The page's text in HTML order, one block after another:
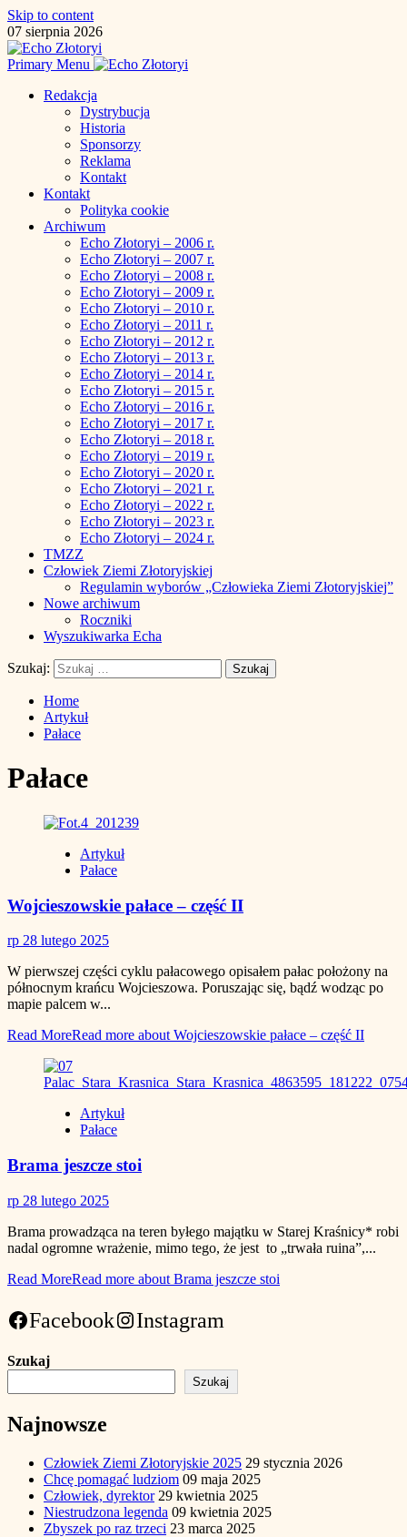
Skip to content
07 sierpnia 2026
Primary Menu
Redakcja
Dystrybucja
Historia
Sponsorzy
Reklama
Kontakt
Kontakt
Polityka cookie
Archiwum
Echo Złotoryi – 2006 r.
Echo Złotoryi – 2007 r.
Echo Złotoryi – 2008 r.
Echo Złotoryi – 2009 r.
Echo Złotoryi – 2010 r.
Echo Złotoryi – 2011 r.
Echo Złotoryi – 2012 r.
Echo Złotoryi – 2013 r.
Echo Złotoryi – 2014 r.
Echo Złotoryi – 2015 r.
Echo Złotoryi – 2016 r.
Echo Złotoryi – 2017 r.
Echo Złotoryi – 2018 r.
Echo Złotoryi – 2019 r.
Echo Złotoryi – 2020 r.
Echo Złotoryi – 2021 r.
Echo Złotoryi – 2022 r.
Echo Złotoryi – 2023 r.
Echo Złotoryi – 2024 r.
TMZZ
Człowiek Ziemi Złotoryjskiej
Regulamin wyborów „Człowieka Ziemi Złotoryjskiej”
Nowe archiwum
Roczniki
Wyszukiwarka Echa
Szukaj:
Home
Artykuł
Pałace
Pałace
Artykuł
Pałace
Wojcieszowskie pałace – część II
rp 28 lutego 2025
W pierwszej części cyklu pałacowego opisałem pałac położony na
północnym krańcu Wojcieszowa. Poruszając się, bądź wodząc po
mapie palcem w...
Read MoreRead more about Wojcieszowskie pałace – część II
Artykuł
Pałace
Brama jeszcze stoi
rp 28 lutego 2025
Brama prowadząca na teren byłego majątku w Starej Kraśnicy* robi
nadal ogromne wrażenie, mimo tego, że jest to „trwała ruina”,...
Read MoreRead more about Brama jeszcze stoi
Facebook Instagram
Szukaj
Szukaj
Najnowsze
Człowiek Ziemi Złotoryjskie 2025 29 stycznia 2026
Chcę pomagać ludziom 09 maja 2025
Człowiek, dyrektor 29 kwietnia 2025
Niestrudzona legenda 09 kwietnia 2025
Zbyszek po raz trzeci 23 marca 2025